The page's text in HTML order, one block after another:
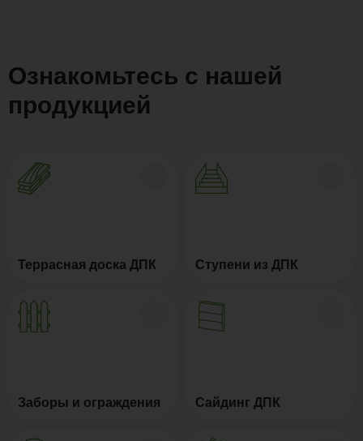
Ознакомьтесь с нашей
продукцией
Террасная доска ДПК Ступени из ДПК
Заборы и ограждения Сайдинг ДПК